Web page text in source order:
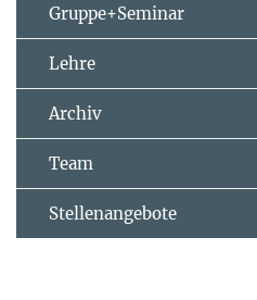
Gruppe+Seminar
Lehre
Archiv
Team
Stellenangebote